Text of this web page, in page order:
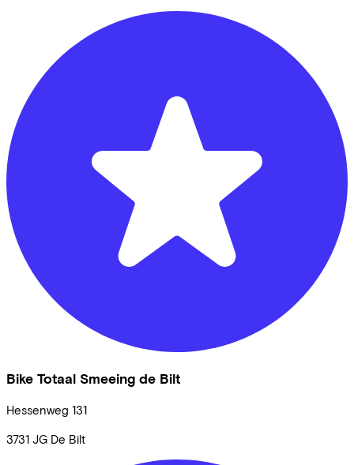
Bike Totaal Smeeing de Bilt
Hessenweg 131
3731 JG De Bilt